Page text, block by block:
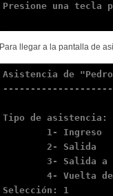
Presione una tecla
Para llegar a la pantalla de
Asistencia de
Tipo de asistencia:
Selección: 1